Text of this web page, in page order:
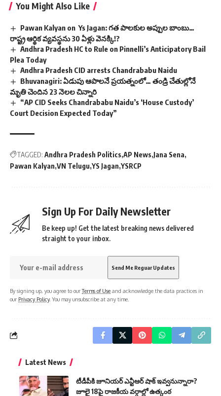
You Might Also Like
Pawan Kalyan on Ys Jagan: గత పాలకుల అప్పుల బాంబు…
రాష్ట్ర ఆర్థిక వ్యవస్థను 30 ఏళ్లు వెనక్కి!?
Andhra Pradesh HC to Rule on Pinnelli’s Anticipatory Bail
Plea Today
Andhra Pradesh CID arrests Chandrababu Naidu
Bhuvanagiri: ఏడుపు ఆపాలనే ప్రయత్నంలో… తండ్రి చేతుల్లోనే
మృతి చెందిన 23 నెలల చిన్నారి
“AP CID Seeks Chandrababu Naidu’s ‘House Custody’
Court Decision Expected Today”
TAGGED: Andhra Pradesh Politics AP News Jana Sena
Pawan Kalyan VN Telugu YS Jagan YSRCP
Sign Up For Daily Newsletter
Be keep up! Get the latest breaking news delivered
straight to your inbox.
By signing up, you agree to ourTerms of Use and acknowledge the data practices in
our Privacy Policy. You may unsubscribe at any time.
Latest News
టీడీపీకి జూనియర్ ఎన్టీఆర్ షాక్ ఇవ్వనున్నారా?
జూలై 18పై రాజకీయ వర్గాల్లో ఉత్కంఠ